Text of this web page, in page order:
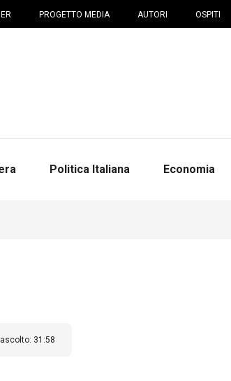
PROGETTO MEDIA AUTORI OSPITI
Politica Italiana Economia
31:58